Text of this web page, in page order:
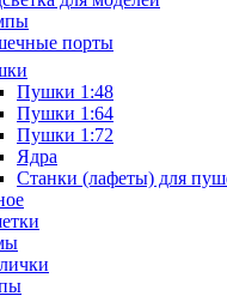
порты
Пушки 1:48
Пушки 1:64
Пушки 1:72
Ядра
Станки (лафеты) для